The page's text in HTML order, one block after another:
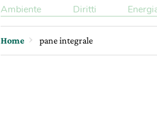
Ambiente Diritti
Home pane integrale